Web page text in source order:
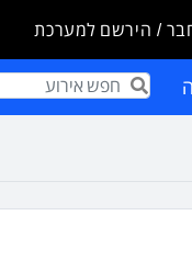
/ הירשם למערכת
Term